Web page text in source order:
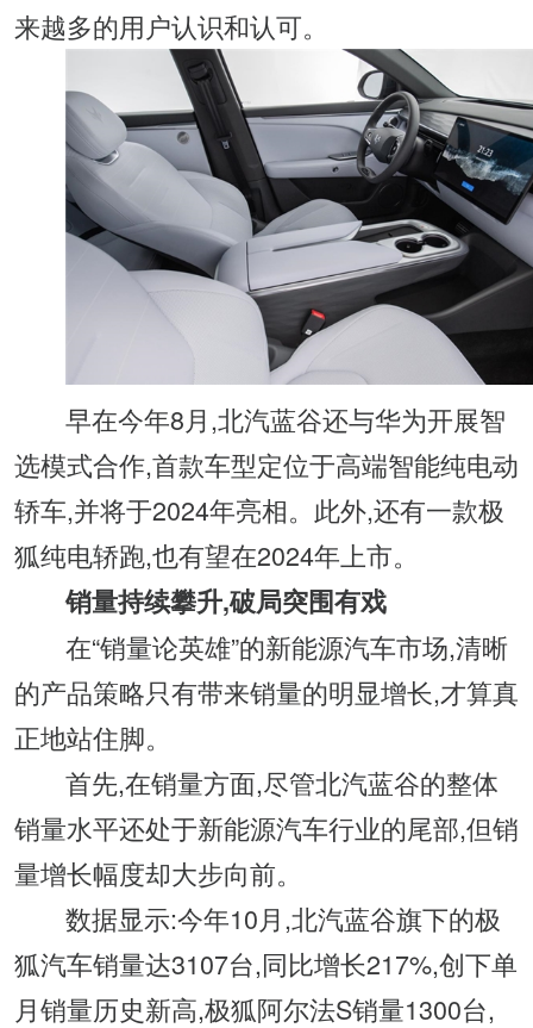
来越多的用户认识和认可。
早在今年8月,北汽蓝谷还与华为开展智
选模式合作,首款车型定位于高端智能纯电动
轿车,并将于2024年亮相。此外,还有一款极
狐纯电轿跑,也有望在2024年上市。
销量持续攀升,破局突围有戏
在“销量论英雄”的新能源汽车市场,清晰
的产品策略只有带来销量的明显增长,才算真
正地站住脚。
首先,在销量方面,尽管北汽蓝谷的整体
销量水平还处于新能源汽车行业的尾部,但销
量增长幅度却大步向前。
数据显示:今年10月,北汽蓝谷旗下的极
狐汽车销量达3107台,同比增长217%,创下单
月销量历史新高,极狐阿尔法S销量1300台,